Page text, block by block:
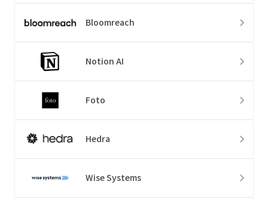
Bloomreach
Notion AI
Foto
Hedra
Wise Systems